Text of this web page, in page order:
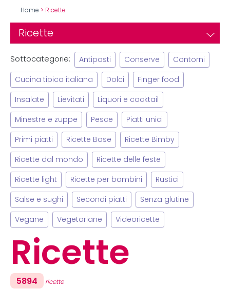
Home > Ricette
Ricette
Sottocategorie: Antipasti Conserve Contorni
Cucina tipica italiana Dolci Finger food
Insalate Lievitati Liquori e cocktail
Minestre e zuppe Pesce Piatti unici
Primi piatti Ricette Base Ricette Bimby
Ricette dal mondo Ricette delle feste
Ricette light Ricette per bambini Rustici
Salse e sughi Secondi piatti Senza glutine
Vegane Vegetariane Videoricette
Ricette
5894 ricette